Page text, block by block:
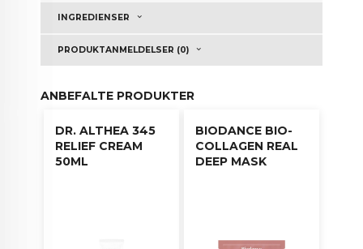
som resulterer i en behagelig og skånsom
I tillegg til burotekstrakt finner du
INGREDIENSER
PRODUKTANMELDELSER (0)
ANBEFALTE PRODUKTER
DR. ALTHEA 345
RELIEF CREAM
50ML
BIODANCE BIO-
COLLAGEN REAL
DEEP MASK